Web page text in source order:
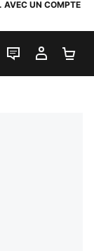
AVEC UN COMPTE
LIVE CHAT
MON